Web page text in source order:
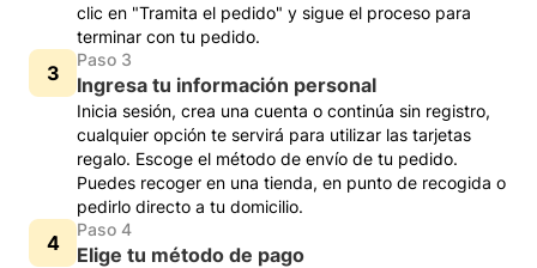
clic en "Tramita el pedido" y sigue el proceso para
terminar con tu pedido.
Paso 3
Ingresa tu información personal
Inicia sesión, crea una cuenta o continúa sin registro,
cualquier opción te servirá para utilizar las tarjetas
regalo. Escoge el método de envío de tu pedido.
Puedes recoger en una tienda, en punto de recogida o
pedirlo directo a tu domicilio.
Paso 4
Elige tu método de pago